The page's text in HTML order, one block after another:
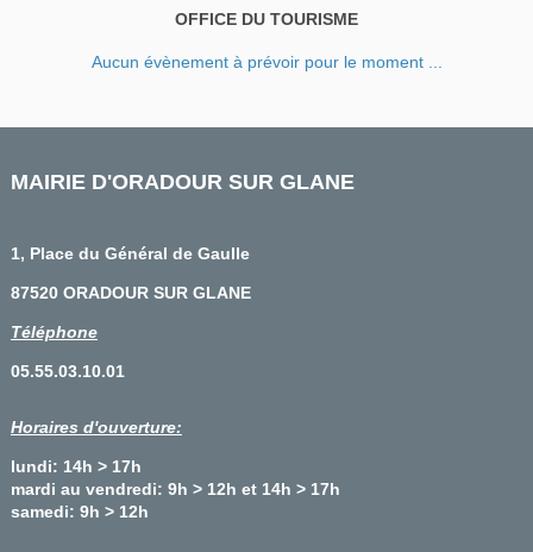
OFFICE DU TOURISME
Aucun évènement à prévoir pour le moment ...
MAIRIE D'ORADOUR SUR GLANE
1, Place du Général de Gaulle
87520 ORADOUR SUR GLANE
Téléphone
05.55.03.10.01
Horaires d'ouverture:
lundi: 14h > 17h
mardi au vendredi: 9h > 12h et 14h > 17h
samedi: 9h > 12h